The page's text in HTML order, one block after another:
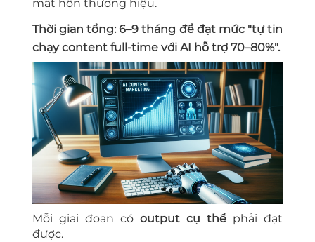
mất hồn thương hiệu.
Thời gian tổng: 6–9 tháng để đạt mức "tự tin
chạy content full-time với AI hỗ trợ 70–80%".
Mỗi giai đoạn có output cụ thể phải đạt
được.